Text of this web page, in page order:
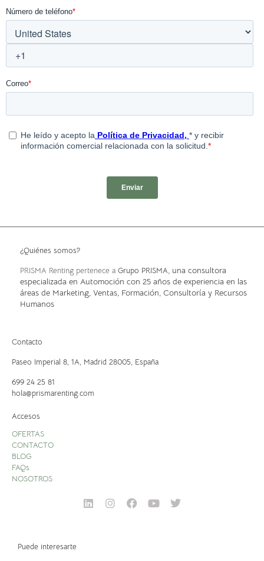
¿Quiénes somos?
PRISMA Renting pertenece a Grupo PRISMA, una consultora
especializada en Automoción con 25 años de experiencia en las
áreas de Marketing, Ventas, Formación, Consultoría y Recursos
Humanos
Contacto
Paseo Imperial 8, 1A, Madrid 28005, España
699 24 25 81
hola@prismarenting.com
Accesos
OFERTAS
CONTACTO
BLOG
FAQs
NOSOTROS
Puede interesarte